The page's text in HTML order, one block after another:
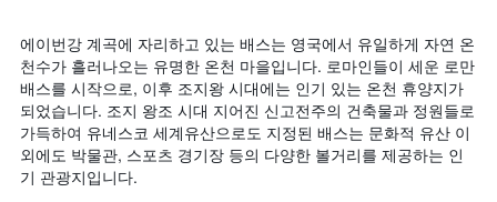
에이번강 계곡에 자리하고 있는 배스는 영국에서 유일하게 자연 온
천수가 흘러나오는 유명한 온천 마을입니다. 로마인들이 세운 로만
배스를 시작으로, 이후 조지왕 시대에는 인기 있는 온천 휴양지가
되었습니다. 조지 왕조 시대 지어진 신고전주의 건축물과 정원들로
가득하여 유네스코 세계유산으로도 지정된 배스는 문화적 유산 이
외에도 박물관, 스포츠 경기장 등의 다양한 볼거리를 제공하는 인
기 관광지입니다.